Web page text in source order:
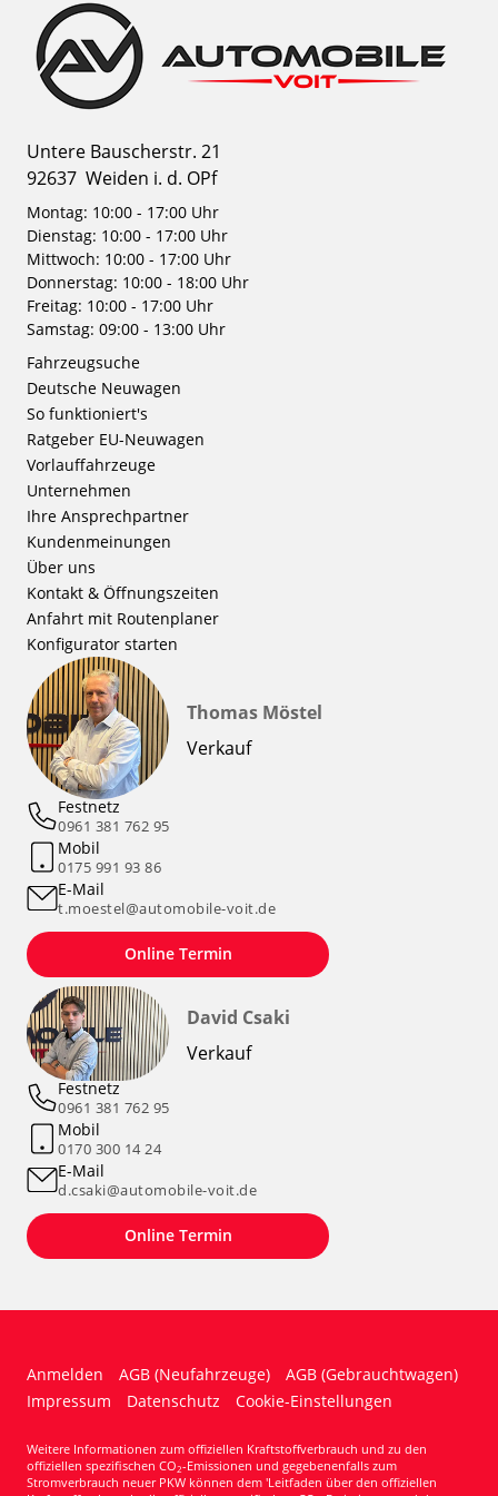
Untere Bauscherstr. 21
92637 Weiden i. d. OPf
Montag: 10:00 - 17:00 Uhr
Dienstag: 10:00 - 17:00 Uhr
Mittwoch: 10:00 - 17:00 Uhr
Donnerstag: 10:00 - 18:00 Uhr
Freitag: 10:00 - 17:00 Uhr
Samstag: 09:00 - 13:00 Uhr
Fahrzeugsuche
Deutsche Neuwagen
So funktioniert's
Ratgeber EU-Neuwagen
Vorlauffahrzeuge
Unternehmen
Ihre Ansprechpartner
Kundenmeinungen
Über uns
Kontakt & Öffnungszeiten
Anfahrt mit Routenplaner
Konfigurator starten
Thomas Möstel
Verkauf
Festnetz
0961 381 762 95
Mobil
0175 991 93 86
E-Mail
t.moestel@automobile-voit.de
Online Termin
David Csaki
Verkauf
Festnetz
0961 381 762 95
Mobil
0170 300 14 24
E-Mail
d.csaki@automobile-voit.de
Online Termin
Anmelden AGB (Neufahrzeuge)
AGB (Gebrauchtwagen)
Impressum
Datenschutz Cookie-Einstellungen
Weitere Informationen zum offiziellen Kraftstoffverbrauch und zu den
offiziellen spezifischen CO2-Emissionen und gegebenenfalls zum
Stromverbrauch neuer PKW können dem 'Leitfaden über den offiziellen